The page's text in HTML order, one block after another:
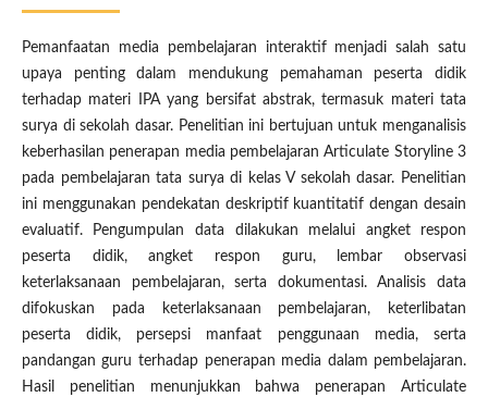
Pemanfaatan media pembelajaran interaktif menjadi salah satu
upaya penting dalam mendukung pemahaman peserta didik
terhadap materi IPA yang bersifat abstrak, termasuk materi tata
surya di sekolah dasar. Penelitian ini bertujuan untuk menganalisis
keberhasilan penerapan media pembelajaran Articulate Storyline 3
pada pembelajaran tata surya di kelas V sekolah dasar. Penelitian
ini menggunakan pendekatan deskriptif kuantitatif dengan desain
evaluatif. Pengumpulan data dilakukan melalui angket respon
peserta didik, angket respon guru, lembar observasi
keterlaksanaan pembelajaran, serta dokumentasi. Analisis data
difokuskan pada keterlaksanaan pembelajaran, keterlibatan
peserta didik, persepsi manfaat penggunaan media, serta
pandangan guru terhadap penerapan media dalam pembelajaran.
Hasil penelitian menunjukkan bahwa penerapan Articulate